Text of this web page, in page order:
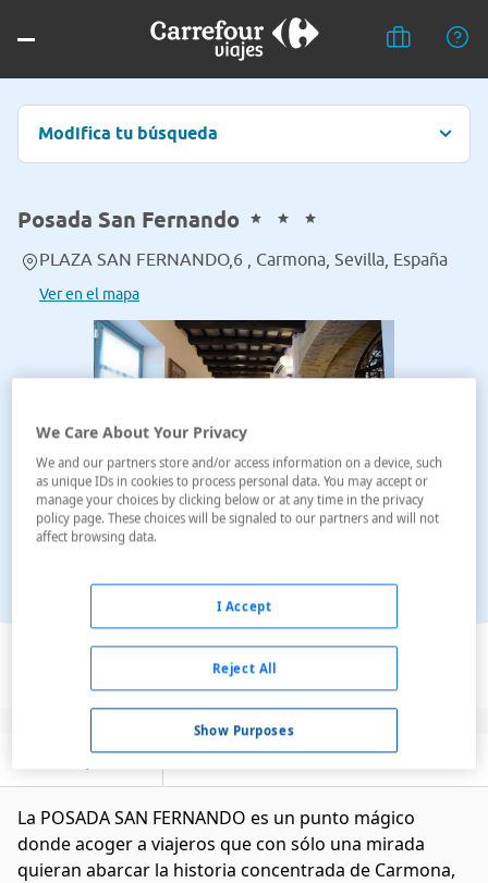
Modifica tu búsqueda
Posada San Fernando
PLAZA SAN FERNANDO,6 , Carmona, Sevilla, España
Ver en el mapa
Ver en el mapa
Descripción Servicios
La POSADA SAN FERNANDO es un punto mágico
donde acoger a viajeros que con sólo una mirada
quieran abarcar la historia concentrada de Carmona,
We Care About Your Privacy
We and our partners store and/or access information on a device, such
as unique IDs in cookies to process personal data. You may accept or
manage your choices by clicking below or at any time in the privacy
policy page. These choices will be signaled to our partners and will not
affect browsing data.
Show Purposes
Reject All
I Accept